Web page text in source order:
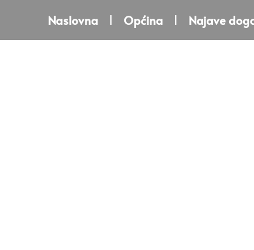
Naslovna Općina Najave